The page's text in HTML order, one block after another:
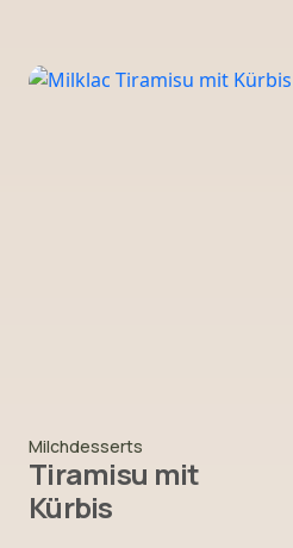
Milchdesserts
Tiramisu mit
Kürbis